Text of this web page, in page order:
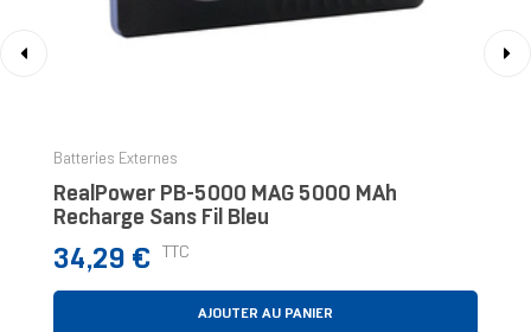
Batteries Externes
RealPower PB-5000 MAG 5000 MAh
Recharge Sans Fil Bleu
Prix
34,29 € TTC
AJOUTER AU PANIER